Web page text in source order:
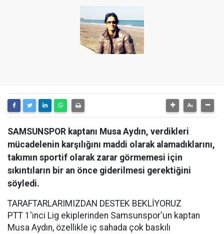
SAMSUNSPOR kaptanı Musa Aydın, verdikleri
mücadelenin karşılığını maddi olarak alamadıklarını,
takımın sportif olarak zarar görmemesi için
sıkıntıların bir an önce giderilmesi gerektiğini
söyledi.
TARAFTARLARIMIZDAN DESTEK BEKLİYORUZ
PTT 1'inci Lig ekiplerinden Samsunspor'un kaptan
Musa Aydın, özellikle iç sahada çok baskılı